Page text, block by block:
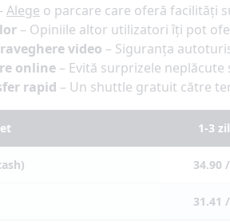
Alege o parcare care oferă facilități
– Opiniile altor utilizatori îți pot
video – Siguranța
online – Evită surprizele
rapid – Un shuttle gratuit către
1-3
34.90
31.41